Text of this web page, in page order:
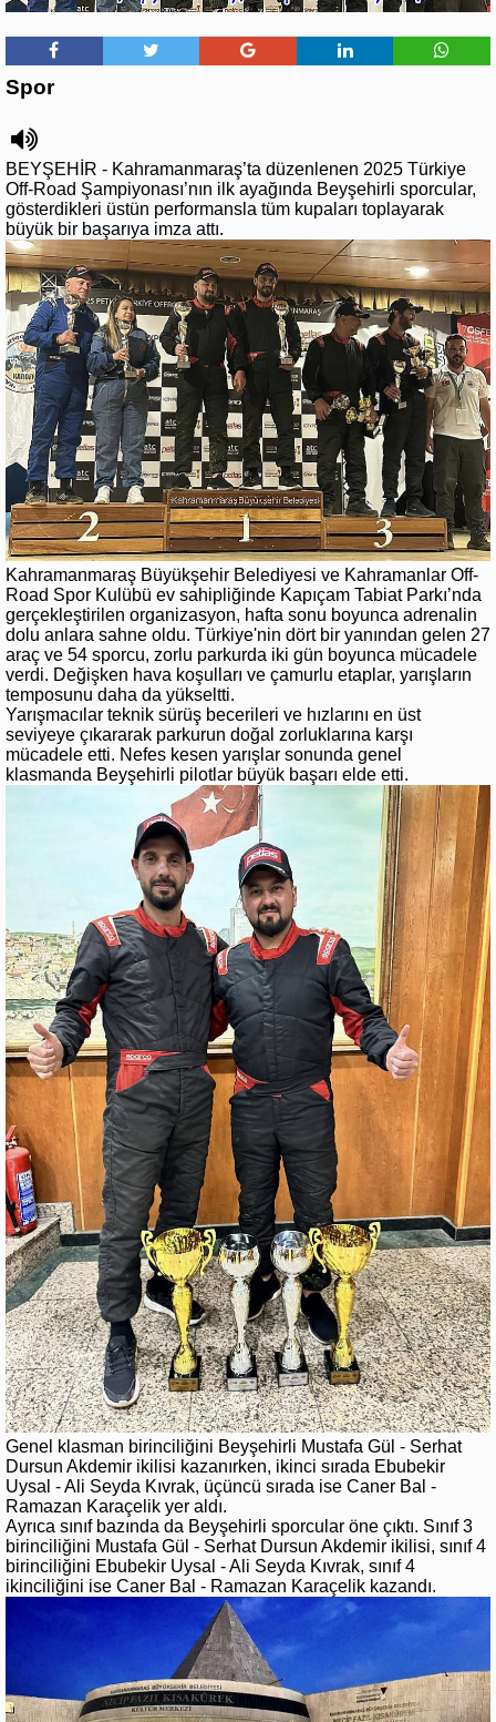
Spor
BEYŞEHİR - Kahramanmaraş’ta düzenlenen 2025 Türkiye
Off-Road Şampiyonası’nın ilk ayağında Beyşehirli sporcular,
gösterdikleri üstün performansla tüm kupaları toplayarak
büyük bir başarıya imza attı.
Kahramanmaraş Büyükşehir Belediyesi ve Kahramanlar Off-
Road Spor Kulübü ev sahipliğinde Kapıçam Tabiat Parkı’nda
gerçekleştirilen organizasyon, hafta sonu boyunca adrenalin
dolu anlara sahne oldu. Türkiye'nin dört bir yanından gelen 27
araç ve 54 sporcu, zorlu parkurda iki gün boyunca mücadele
verdi. Değişken hava koşulları ve çamurlu etaplar, yarışların
temposunu daha da yükseltti.
Yarışmacılar teknik sürüş becerileri ve hızlarını en üst
seviyeye çıkararak parkurun doğal zorluklarına karşı
mücadele etti. Nefes kesen yarışlar sonunda genel
klasmanda Beyşehirli pilotlar büyük başarı elde etti.
Genel klasman birinciliğini Beyşehirli Mustafa Gül - Serhat
Dursun Akdemir ikilisi kazanırken, ikinci sırada Ebubekir
Uysal - Ali Seyda Kıvrak, üçüncü sırada ise Caner Bal -
Ramazan Karaçelik yer aldı.
Ayrıca sınıf bazında da Beyşehirli sporcular öne çıktı. Sınıf 3
birinciliğini Mustafa Gül - Serhat Dursun Akdemir ikilisi, sınıf 4
birinciliğini Ebubekir Uysal - Ali Seyda Kıvrak, sınıf 4
ikinciliğini ise Caner Bal - Ramazan Karaçelik kazandı.